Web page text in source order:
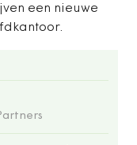
een nieuwe